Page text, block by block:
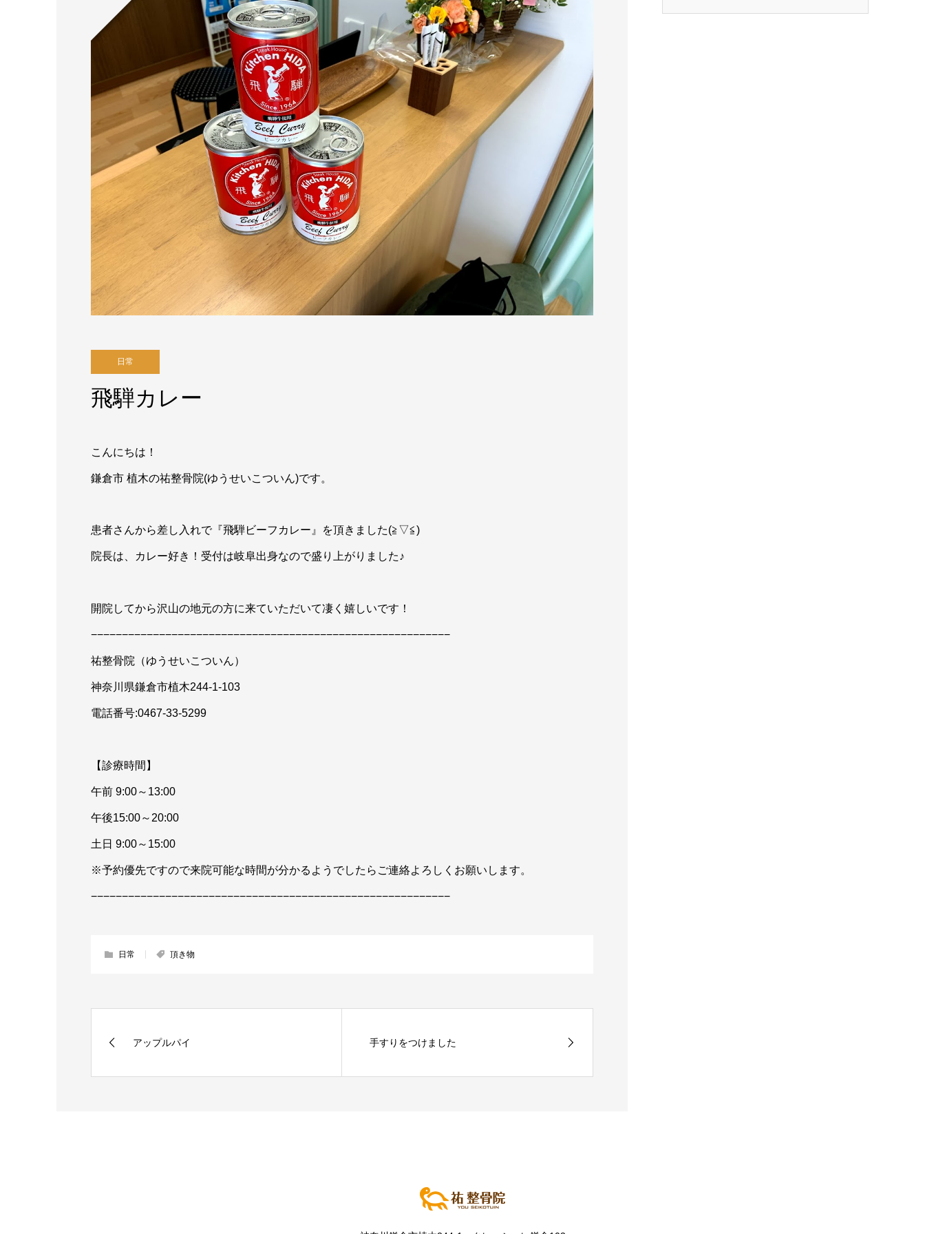
日常
飛騨カレー
こんにちは！
鎌倉市 植木の祐整骨院(ゆうせいこついん)です。
患者さんから差し入れで『飛騨ビーフカレー』を頂きました(≧▽≦)
院長は、カレー好き！受付は岐阜出身なので盛り上がりました♪
開院してから沢山の地元の方に来ていただいて凄く嬉しいです！
−−−−−−−−−−−−−−−−−−−−−−−−−−−−−−−−−−−−−−−−−−−−−−−−−−−−−−−−−−
祐整骨院（ゆうせいこついん）
神奈川県鎌倉市植木244-1-103
電話番号:0467-33-5299
【診療時間】
午前 9:00～13:00
午後15:00～20:00
土日 9:00～15:00
※予約優先ですので来院可能な時間が分かるようでしたらご連絡よろしくお願いします。
−−−−−−−−−−−−−−−−−−−−−−−−−−−−−−−−−−−−−−−−−−−−−−−−−−−−−−−−−−
日常 頂き物
アップルパイ 手すりをつけました